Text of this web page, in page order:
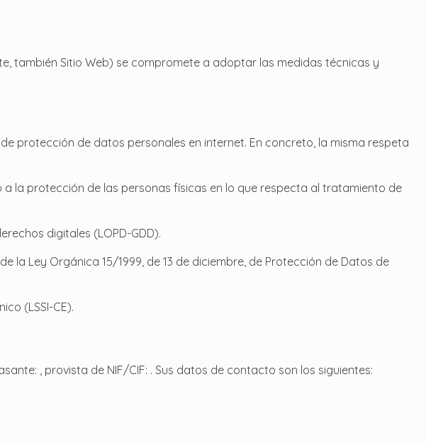
también Sitio Web) se compromete a adoptar las medidas técnicas y
protección de datos personales en internet. En concreto, la misma respeta
a la protección de las personas físicas en lo que respecta al tratamiento de
digitales (LOPD-GDD).
la Ley Orgánica 15/1999, de 13 de diciembre, de Protección de Datos de
(LSSI-CE).
, provista de NIF/CIF: . Sus datos de contacto son los siguientes: